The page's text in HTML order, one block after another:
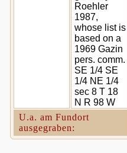
Roehler
1987,
whose list is
based on a
1969 Gazin
pers. comm.
SE 1/4 SE
1/4 NE 1/4
sec 8 T 18
N R 98 W
U.a. am Fundort
ausgegraben: